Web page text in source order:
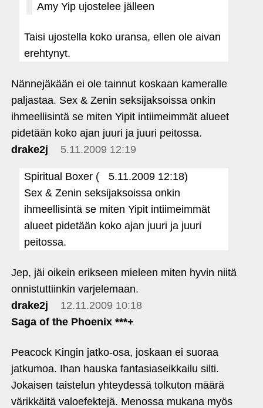
Amy Yip ujostelee jälleen
Taisi ujostella koko uransa, ellen ole aivan
erehtynyt.
Nännejäkään ei ole tainnut koskaan kameralle
paljastaa. Sex & Zenin seksijaksoissa onkin
ihmeellisintä se miten Yipit intiimeimmät alueet
pidetään koko ajan juuri ja juuri peitossa.
drake2j
5.11.2009 12:19
Spiritual Boxer (
5.11.2009 12:18)
Sex & Zenin seksijaksoissa onkin
ihmeellisintä se miten Yipit intiimeimmät
alueet pidetään koko ajan juuri ja juuri
peitossa.
Jep, jäi oikein erikseen mieleen miten hyvin niitä
onnistuttiinkin varjelemaan.
drake2j
12.11.2009 10:18
Saga of the Phoenix ***+
Peacock Kingin jatko-osa, joskaan ei suoraa
jatkumoa. Ihan hauska fantasiaseikkailu silti.
Jokaisen taistelun yhteydessä tolkuton määrä
värikkäitä valoefektejä. Menossa mukana myös